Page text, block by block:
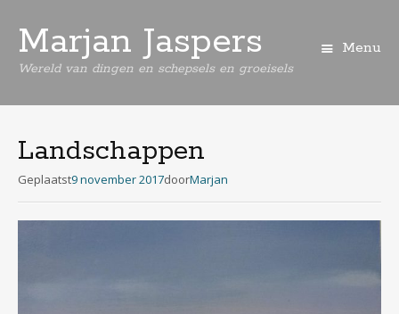
Marjan Jaspers
Wereld van dingen en schepsels en groeisels
Menu
inhoud
Landschappen
Geplaatst9 november 2017doorMarjan